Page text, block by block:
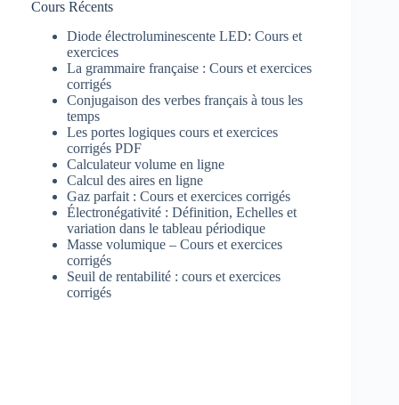
Cours Récents
Diode électroluminescente LED: Cours et
exercices
La grammaire française : Cours et exercices
corrigés
Conjugaison des verbes français à tous les
temps
Les portes logiques cours et exercices
corrigés PDF
Calculateur volume en ligne
Calcul des aires en ligne
Gaz parfait : Cours et exercices corrigés
Électronégativité : Définition, Echelles et
variation dans le tableau périodique
Masse volumique – Cours et exercices
corrigés
Seuil de rentabilité : cours et exercices
corrigés